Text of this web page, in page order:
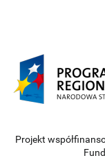
Projekt